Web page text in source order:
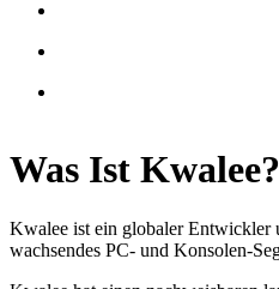
Was Ist Kwalee?
Kwalee ist ein globaler Entwickler
wachsendes PC- und Konsolen-